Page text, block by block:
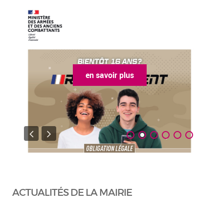
en savoir plus
ACTUALITÉS DE LA MAIRIE